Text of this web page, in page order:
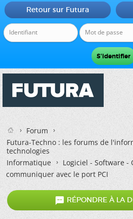
Retour sur Futura
Forum
Futura-Techno : les forums de
technologies
Informatique
Logiciel - Software -
communiquer avec le port PCI
 RÉPONDRE À LA